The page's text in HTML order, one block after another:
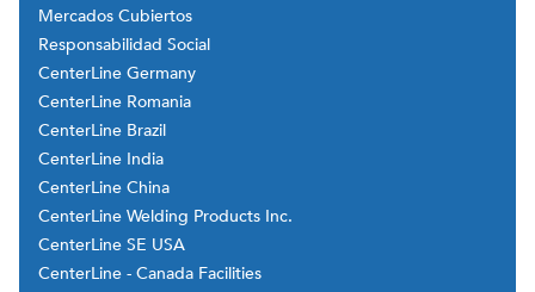
Mercados Cubiertos
Responsabilidad Social
CenterLine Germany
CenterLine Romania
CenterLine Brazil
CenterLine India
CenterLine China
CenterLine Welding Products Inc.
CenterLine SE USA
CenterLine - Canada Facilities